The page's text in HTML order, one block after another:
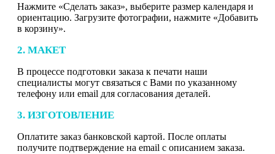
Нажмите «Сделать заказ», выберите размер календаря и
ориентацию. Загрузите фотографии, нажмите «Добавить
в корзину».
2. МАКЕТ
В процессе подготовки заказа к печати наши
специалисты могут связаться с Вами по указанному
телефону или email для согласования деталей.
3. ИЗГОТОВЛЕНИЕ
Оплатите заказ банковской картой. После оплаты
получите подтверждение на email с описанием заказа.